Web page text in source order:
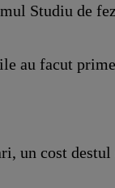
Studiu de
au facut
un cost destul